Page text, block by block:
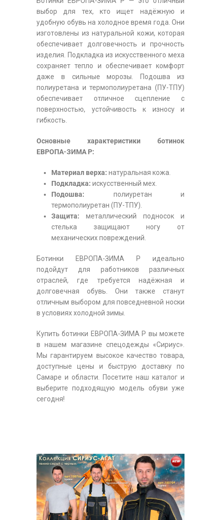
выбор для тех, кто ищет надёжную и
удобную обувь на холодное время года. Они
изготовлены из натуральной кожи, которая
обеспечивает долговечность и прочность
изделия. Подкладка из искусственного меха
сохраняет тепло и обеспечивает комфорт
даже в сильные морозы. Подошва из
полиуретана и термополиуретана (ПУ-ТПУ)
обеспечивает отличное сцепление с
поверхностью, устойчивость к износу и
гибкость.
Основные характеристики ботинок
ЕВРОПА-ЗИМА Р:
Материал верха: натуральная кожа.
Подкладка: искусственный мех.
Подошва: полиуретан и
термополиуретан (ПУ-ТПУ).
Защита: металлический подносок и
стелька защищают ногу от
механических повреждений.
Ботинки ЕВРОПА-ЗИМА Р идеально
подойдут для работников различных
отраслей, где требуется надёжная и
долговечная обувь. Они также станут
отличным выбором для повседневной носки
в условиях холодной зимы.
Купить ботинки ЕВРОПА-ЗИМА Р вы можете
в нашем магазине спецодежды «Сириус».
Мы гарантируем высокое качество товара,
доступные цены и быструю доставку по
Самаре и области. Посетите наш каталог и
выберите подходящую модель обуви уже
сегодня!